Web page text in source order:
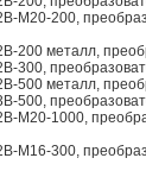
М20-200,
200 металл,
300,
500 металл,
500,
М20-1000,
М16-300,